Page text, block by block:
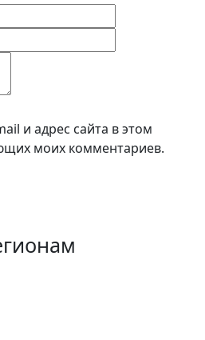
и адрес сайта в этом
моих комментариев.